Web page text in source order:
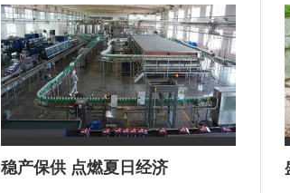
稳产保供 点燃夏日经济